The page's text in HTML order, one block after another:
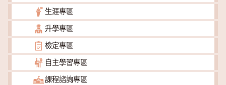
生涯專區
升學專區
檢定專區
自主學習專區
課程諮詢專區